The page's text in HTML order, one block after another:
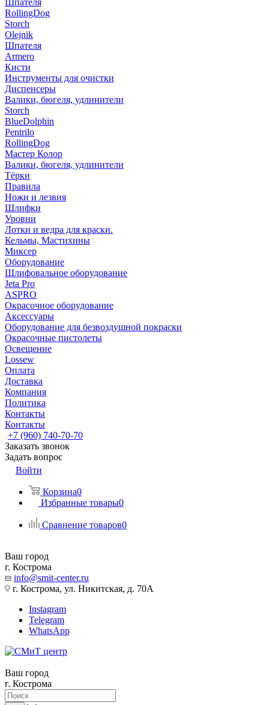
Шпателя
RollingDog
Storch
Olejnik
Шпателя
Armero
Кисти
Инструменты для очистки
Диспенсеры
Валики, бюгеля, удлинители
Storch
BlueDolphin
Pentrilo
RollingDog
Мастер Колор
Валики, бюгеля, удлинители
Тёрки
Правила
Ножи и лезвия
Шлифки
Уровни
Лотки и ведра для краски.
Кельмы, Мастихины
Миксер
Оборудование
Шлифовальное оборудование
Jeta Pro
ASPRO
Окрасочное оборудование
Аксессуары
Оборудование для безвоздушной покраски
Окрасочные пистолеты
Освещение
Lossew
Оплата
Доставка
Компания
Политика
Контакты
Контакты
+7 (960) 740-70-70
Заказать звонок
Задать вопрос
Войти
Корзина0
Избранные товары0
Сравнение товаров0
Ваш город
г. Кострома
info@smit-center.ru
г. Кострома, ул. Никитская, д. 70А
Instagram
Telegram
WhatsApp
Ваш город
г. Кострома